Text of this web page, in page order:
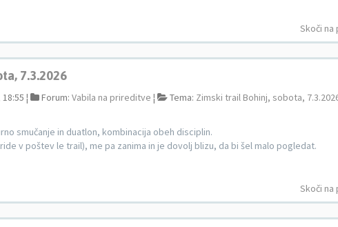
Skoči
7.3.2026
¦ Forum: Vabila na prireditve ¦ Tema: Zimski trail Bohinj, sobota,
smučanje in duatlon, kombinacija obeh disciplin.
v poštev le trail), me pa zanima in je dovolj blizu, da bi šel malo pogledat.
Skoči